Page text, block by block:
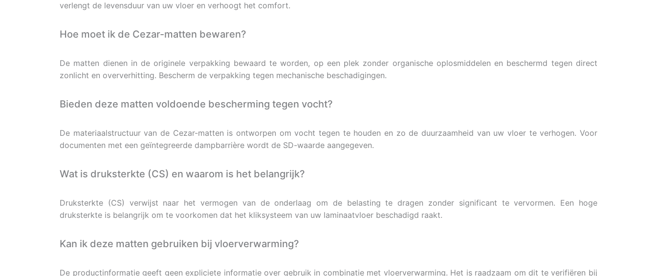
verlengt de levensduur van uw vloer en verhoogt het comfort.
Hoe moet ik de Cezar-matten bewaren?
De matten dienen in de originele verpakking bewaard te worden, op een plek zonder organische oplosmiddelen en beschermd tegen direct
zonlicht en oververhitting. Bescherm de verpakking tegen mechanische beschadigingen.
Bieden deze matten voldoende bescherming tegen vocht?
De materiaalstructuur van de Cezar-matten is ontworpen om vocht tegen te houden en zo de duurzaamheid van uw vloer te verhogen. Voor
documenten met een geïntegreerde dampbarrière wordt de SD-waarde aangegeven.
Wat is druksterkte (CS) en waarom is het belangrijk?
Druksterkte (CS) verwijst naar het vermogen van de onderlaag om de belasting te dragen zonder significant te vervormen. Een hoge
druksterkte is belangrijk om te voorkomen dat het kliksysteem van uw laminaatvloer beschadigd raakt.
Kan ik deze matten gebruiken bij vloerverwarming?
De productinformatie geeft geen expliciete informatie over gebruik in combinatie met vloerverwarming. Het is raadzaam om dit te verifiëren bij